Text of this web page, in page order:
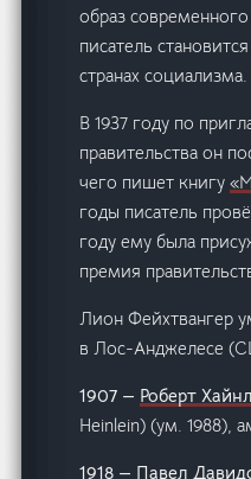
образ
писатель
странах социализма.
В 1937 году по
правительства он
чего пишет книгу
годы писатель
году ему была
премия
Лион Фейхтвангер
в Лос-Анджелесе
1907 — Роберт
Heinlein) (ум. 1988),
1918 — Павел